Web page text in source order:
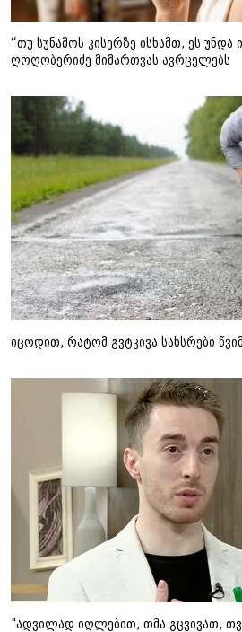
“თუ სუნამოს კისერზე ისხამთ, ეს
ღოღობერიძე მიმართვას ავრცელებს
იცოდით, რატომ გვტკივა სახსრები
"ადვილად იღლებით, თმა გცვივათ,